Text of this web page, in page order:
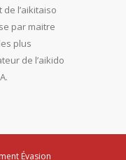
l’aikitaiso
par maitre
plus
de l’aikido
Évasion